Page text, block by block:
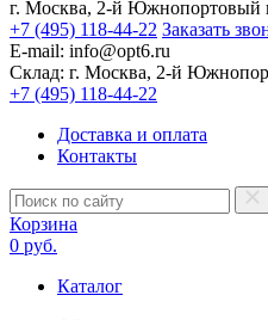
г. Москва, 2-й Южнопортовый
+7 (495) 118-44-22 Заказать
E-mail: info@opt6.ru
Склад: г. Москва, 2-й
+7 (495) 118-44-22
Доставка и оплата
Контакты
Корзина
0 руб.
Каталог